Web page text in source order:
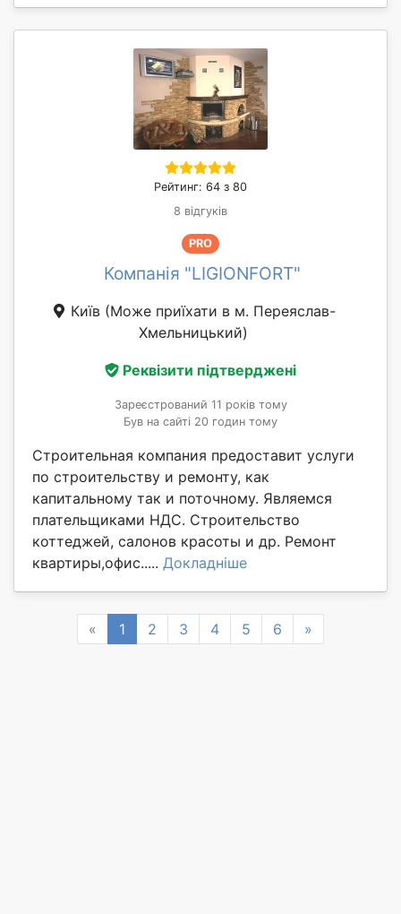
Рейтинг: 64 з 80
8 відгуків
PRO
Компанія "LIGIONFORT"
Київ (Може приїхати в м. Переяслав-
Хмельницький)
Реквізити підтверджені
Зареєстрований 11 років тому
Був на сайті 20 годин тому
Строительная компания предоставит услуги
по строительству и ремонту, как
капитальному так и поточному. Являемся
плательщиками НДС. Строительство
коттеджей, салонов красоты и др. Ремонт
квартиры,офис..... Докладніше
« Previous
1 2 3 4 5 6 »